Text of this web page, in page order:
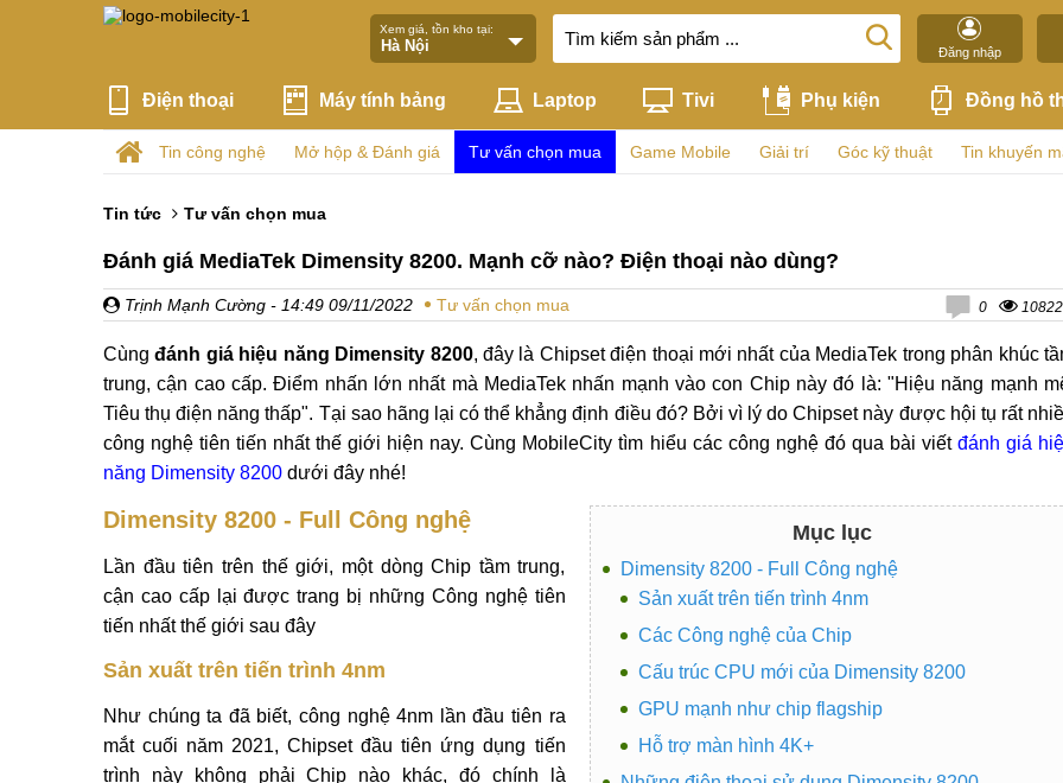
Xem giá, tồn kho tại:
Đăng nhập
Điện thoại Máy tính bảng Laptop Tivi Phụ kiện Đồng hồ
Tin công nghệ Mở hộp & Đánh giá Tư vấn chọn mua Game Mobile Giải trí Góc kỹ thuật Tin khuyến
Tin tức Tư vấn chọn mua
Đánh giá MediaTek Dimensity 8200. Mạnh cỡ nào? Điện thoại nào dùng?
Trịnh Mạnh Cường - 14:49 09/11/2022 Tư vấn chọn mua 0 10822
Cùngđánh giá hiệu năng Dimensity 8200, đây là Chipset điện thoại mới nhất của MediaTek trong phân khúc
trung, cận cao cấp. Điểm nhấn lớn nhất mà MediaTek nhấn mạnh vào con Chip này đó là: "Hiệu năng mạnh
Tiêu thụ điện năng thấp". Tại sao hãng lại có thể khẳng định điều đó? Bởi vì lý do Chipset này được hội tụ rất
công nghệ tiên tiến nhất thế giới hiện nay. Cùng MobileCity tìm hiểu các công nghệ đó qua bài viết đánh giá
năng Dimensity 8200 dưới đây nhé!
Mục lục
Dimensity 8200 - Full Công nghệ
Sản xuất trên tiến trình 4nm
Các Công nghệ của Chip
Cấu trúc CPU mới của Dimensity 8200
GPU mạnh như chip flagship
Hỗ trợ màn hình 4K+
Dimensity 8200 - Full Công nghệ
Lần đầu tiên trên thế giới, một dòng Chip tầm trung,
cận cao cấp lại được trang bị những Công nghệ tiên
tiến nhất thế giới sau đây
Sản xuất trên tiến trình 4nm
Như chúng ta đã biết, công nghệ 4nm lần đầu tiên ra
mắt cuối năm 2021, Chipset đầu tiên ứng dụng tiến
trình này không phải Chip nào khác, đó chính là